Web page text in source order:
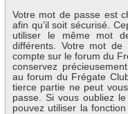
Votre mot de passe est
afin qu’il soit sécurisé.
utiliser le même mot
différents. Votre mot de
compte sur le forum du
conservez
au forum du Frégate
tierce partie ne peut
passe. Si vous oubliez
pouvez utiliser la